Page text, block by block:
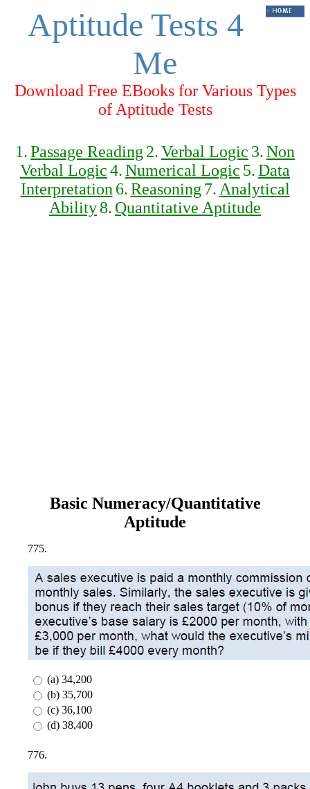
Aptitude Tests 4
Me
Download Free EBooks for Various Types
of Aptitude Tests
1.Passage Reading 2.Verbal Logic 3.Non
Verbal Logic4.Numerical Logic 5.Data
Interpretation 6.Reasoning 7. Analytical
Ability8. Quantitative Aptitude
Basic Numeracy/Quantitative
Aptitude
775.
(a) 34,200
(b) 35,700
(c) 36,100
(d) 38,400
776.